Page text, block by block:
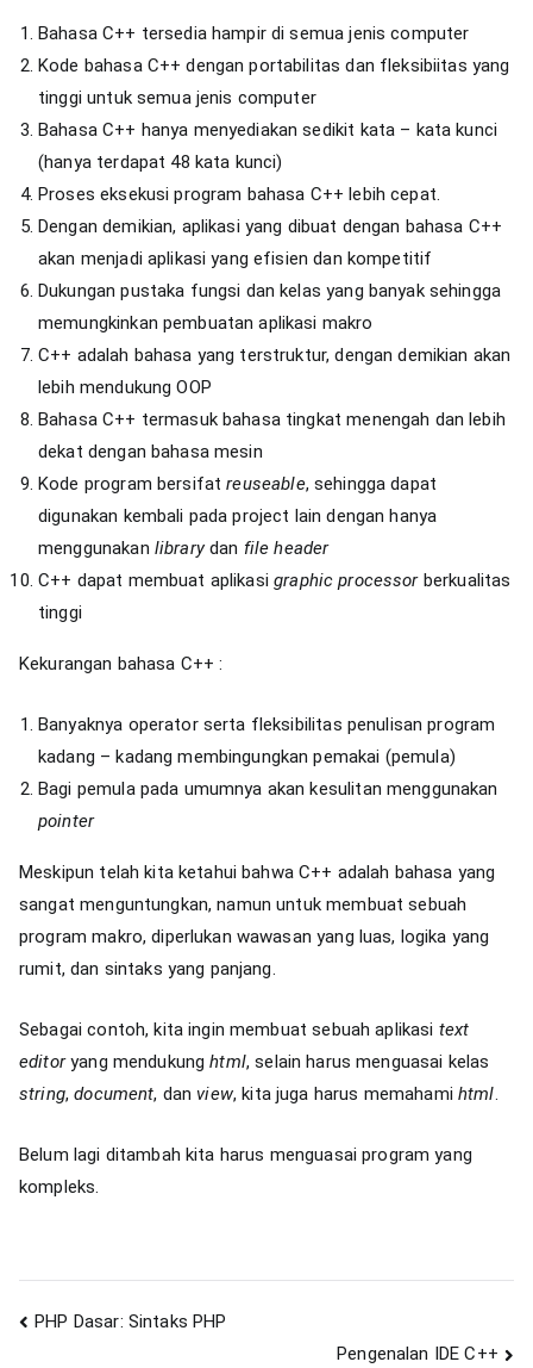
Bahasa C++ tersedia hampir di semua jenis computer
Kode bahasa C++ dengan portabilitas dan fleksibiitas yang
tinggi untuk semua jenis computer
Bahasa C++ hanya menyediakan sedikit kata – kata kunci
(hanya terdapat 48 kata kunci)
Proses eksekusi program bahasa C++ lebih cepat.
Dengan demikian, aplikasi yang dibuat dengan bahasa C++
akan menjadi aplikasi yang efisien dan kompetitif
Dukungan pustaka fungsi dan kelas yang banyak sehingga
memungkinkan pembuatan aplikasi makro
C++ adalah bahasa yang terstruktur, dengan demikian akan
lebih mendukung OOP
Bahasa C++ termasuk bahasa tingkat menengah dan lebih
dekat dengan bahasa mesin
Kode program bersifatreuseable, sehingga dapat
digunakan kembali pada project lain dengan hanya
menggunakan librarydan file header
C++ dapat membuat aplikasigraphic processorberkualitas
tinggi
Kekurangan bahasa C++ :
Banyaknya operator serta fleksibilitas penulisan program
kadang – kadang membingungkan pemakai (pemula)
Bagi pemula pada umumnya akan kesulitan menggunakan
pointer
Meskipun telah kita ketahui bahwa C++ adalah bahasa yang
sangat menguntungkan, namun untuk membuat sebuah
program makro, diperlukan wawasan yang luas, logika yang
rumit, dan sintaks yang panjang.
Sebagai contoh, kita ingin membuat sebuah aplikasi text
editoryang mendukunghtml, selain harus menguasai kelas
string,document, dan view, kita juga harus memahami html.
Belum lagi ditambah kita harus menguasai program yang
kompleks.
Navigasi
PHP Dasar: Sintaks PHP
Pengenalan IDE C++